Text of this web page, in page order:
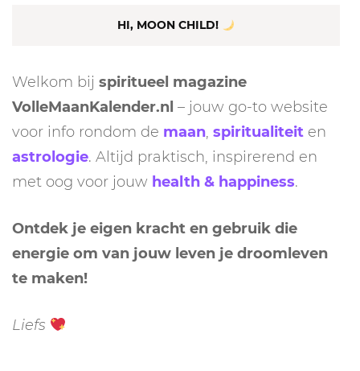
HI, MOON CHILD!
Welkom bij spiritueel magazine
VolleMaanKalender.nl – jouw go-to website
voor info rondom de maan, spiritualiteit en
astrologie. Altijd praktisch, inspirerend en
met oog voor jouw health & happiness.
Ontdek je eigen kracht en gebruik die
energie om van jouw leven je droomleven
te maken!
Liefs